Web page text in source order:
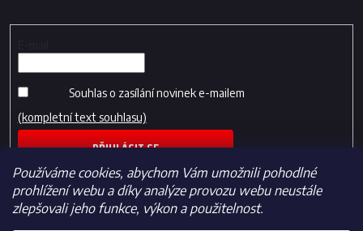
Používáme cookies, abychom Vám umožnili pohodlné
prohlížení webu a díky analýze provozu webu neustále
zlepšovali jeho funkce, výkon a použitelnost.
Souhlas o zasílání novinek e-mailem
(kompletní text souhlasu)
PŘIHLÁSIT SE